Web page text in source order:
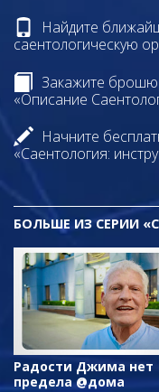
Найдите
саентологическую
Закажите
«Описание
Начните
«Саентология:
БОЛЬШЕ ИЗ СЕРИИ
Радости Джима нет
предела @дома